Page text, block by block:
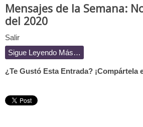
Mensajes de la Semana:
del 2020
Salir
Sigue Leyendo Más…
¿Te Gustó Esta Entrada? ¡Compártela